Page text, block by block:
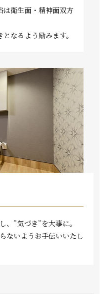
は衛生面・精神面双方
なるよう励みます。
、”気づき”を大事に。
ないようお手伝いいたし